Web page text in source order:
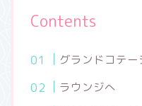
Contents
グランドコテ
ラウンジへ